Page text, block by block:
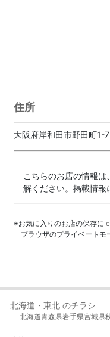
住所
大阪府岸和田市野田町1-
こちらのお店の情報
解ください。掲載情報
※お気に入りのお店の保存に
ブラウザのプライベートモ
北海道・東北 のチラシ
北海道青森県岩手県宮城県